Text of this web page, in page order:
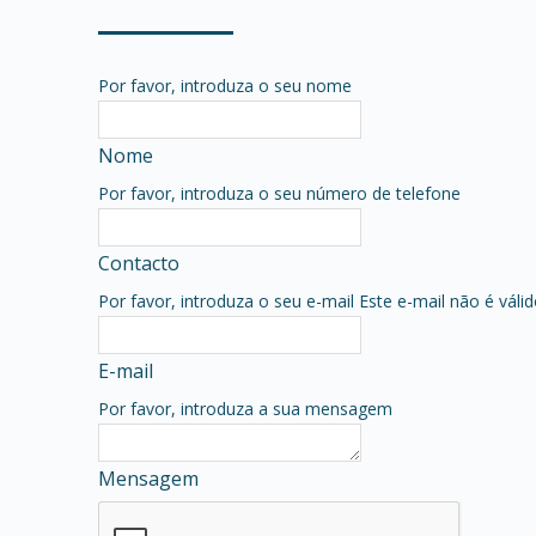
Por favor, introduza o seu nome
Nome
Por favor, introduza o seu número de telefone
Contacto
Por favor, introduza o seu e-mail Este e-mail não é
E-mail
Por favor, introduza a sua mensagem
Mensagem